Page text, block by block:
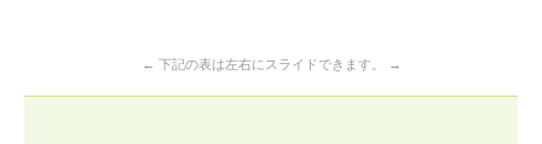
← 下記の表は左右にスライドできます。 →